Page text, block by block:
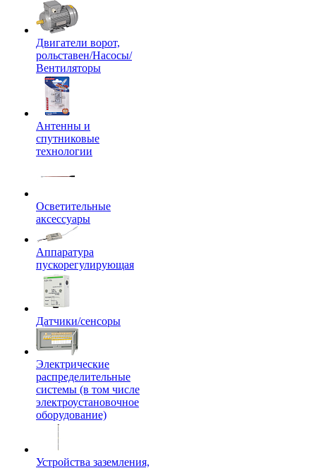
Двигатели ворот,
рольставен/Насосы/
Вентиляторы
Антенны и
спутниковые
технологии
Осветительные
аксессуары
Аппаратура
пускорегулирующая
Датчики/сенсоры
Электрические
распределительные
системы (в том числе
электроустановочное
оборудование)
Устройства заземления,